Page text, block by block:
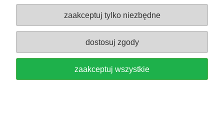
Centrotec z ostrzem ze stopu
twardego DB STONE CE D5 (3
szt.) 769112
zaakceptuj tylko niezbędne
dostosuj zgody
zaakceptuj wszystkie